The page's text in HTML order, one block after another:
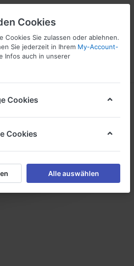
☎ 037296 69240
Cookies
Cookies Sie zulassen oder ablehnen.
Sie jederzeit in Ihrem My-Account-
Infos auch in unserer
Cookies
Cookies
Alle auswählen